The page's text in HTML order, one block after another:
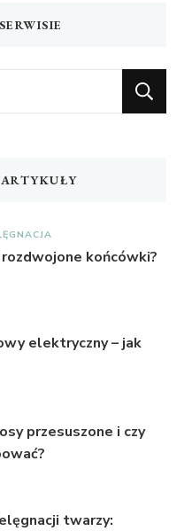
końcówki?
elektryczny – jak
przesuszone i czy
twarzy: